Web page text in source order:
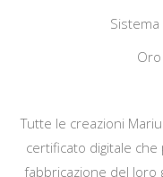
Tutte le creazioni
certificato digitale
fabbricazione del loro